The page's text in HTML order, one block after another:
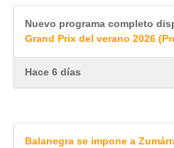
Nuevo programa completo
Grand Prix del verano 2026
Hace 6 días
Balanegra se impone a